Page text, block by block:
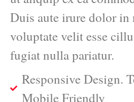
Duis aute irure dolor in
voluptate velit esse
fugiat nulla pariatur.
Responsive Design.
Mobile Friendly